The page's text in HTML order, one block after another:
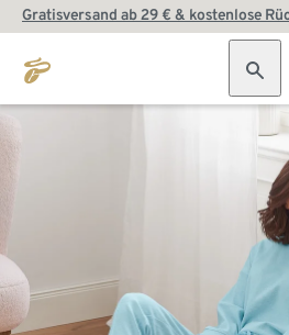
Gratisversand ab 29 € & kostenlose